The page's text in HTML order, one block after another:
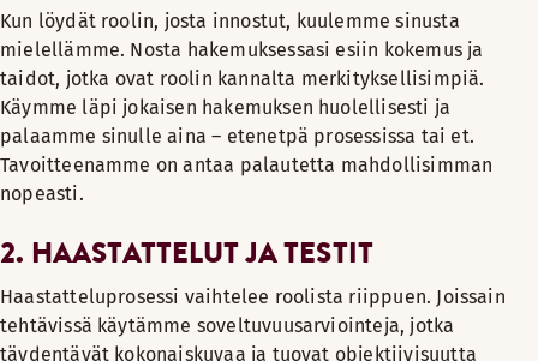
Kun löydät roolin, josta innostut, kuulemme sinusta
mielellämme. Nosta hakemuksessasi esiin kokemus ja
taidot, jotka ovat roolin kannalta merkityksellisimpiä.
Käymme läpi jokaisen hakemuksen huolellisesti ja
palaamme sinulle aina – etenetpä prosessissa tai et.
Tavoitteenamme on antaa palautetta mahdollisimman
nopeasti.
2. HAASTATTELUT JA TESTIT
Haastatteluprosessi vaihtelee roolista riippuen. Joissain
tehtävissä käytämme soveltuvuusarviointeja, jotka
täydentävät kokonaiskuvaa ja tuovat objektiivisuutta